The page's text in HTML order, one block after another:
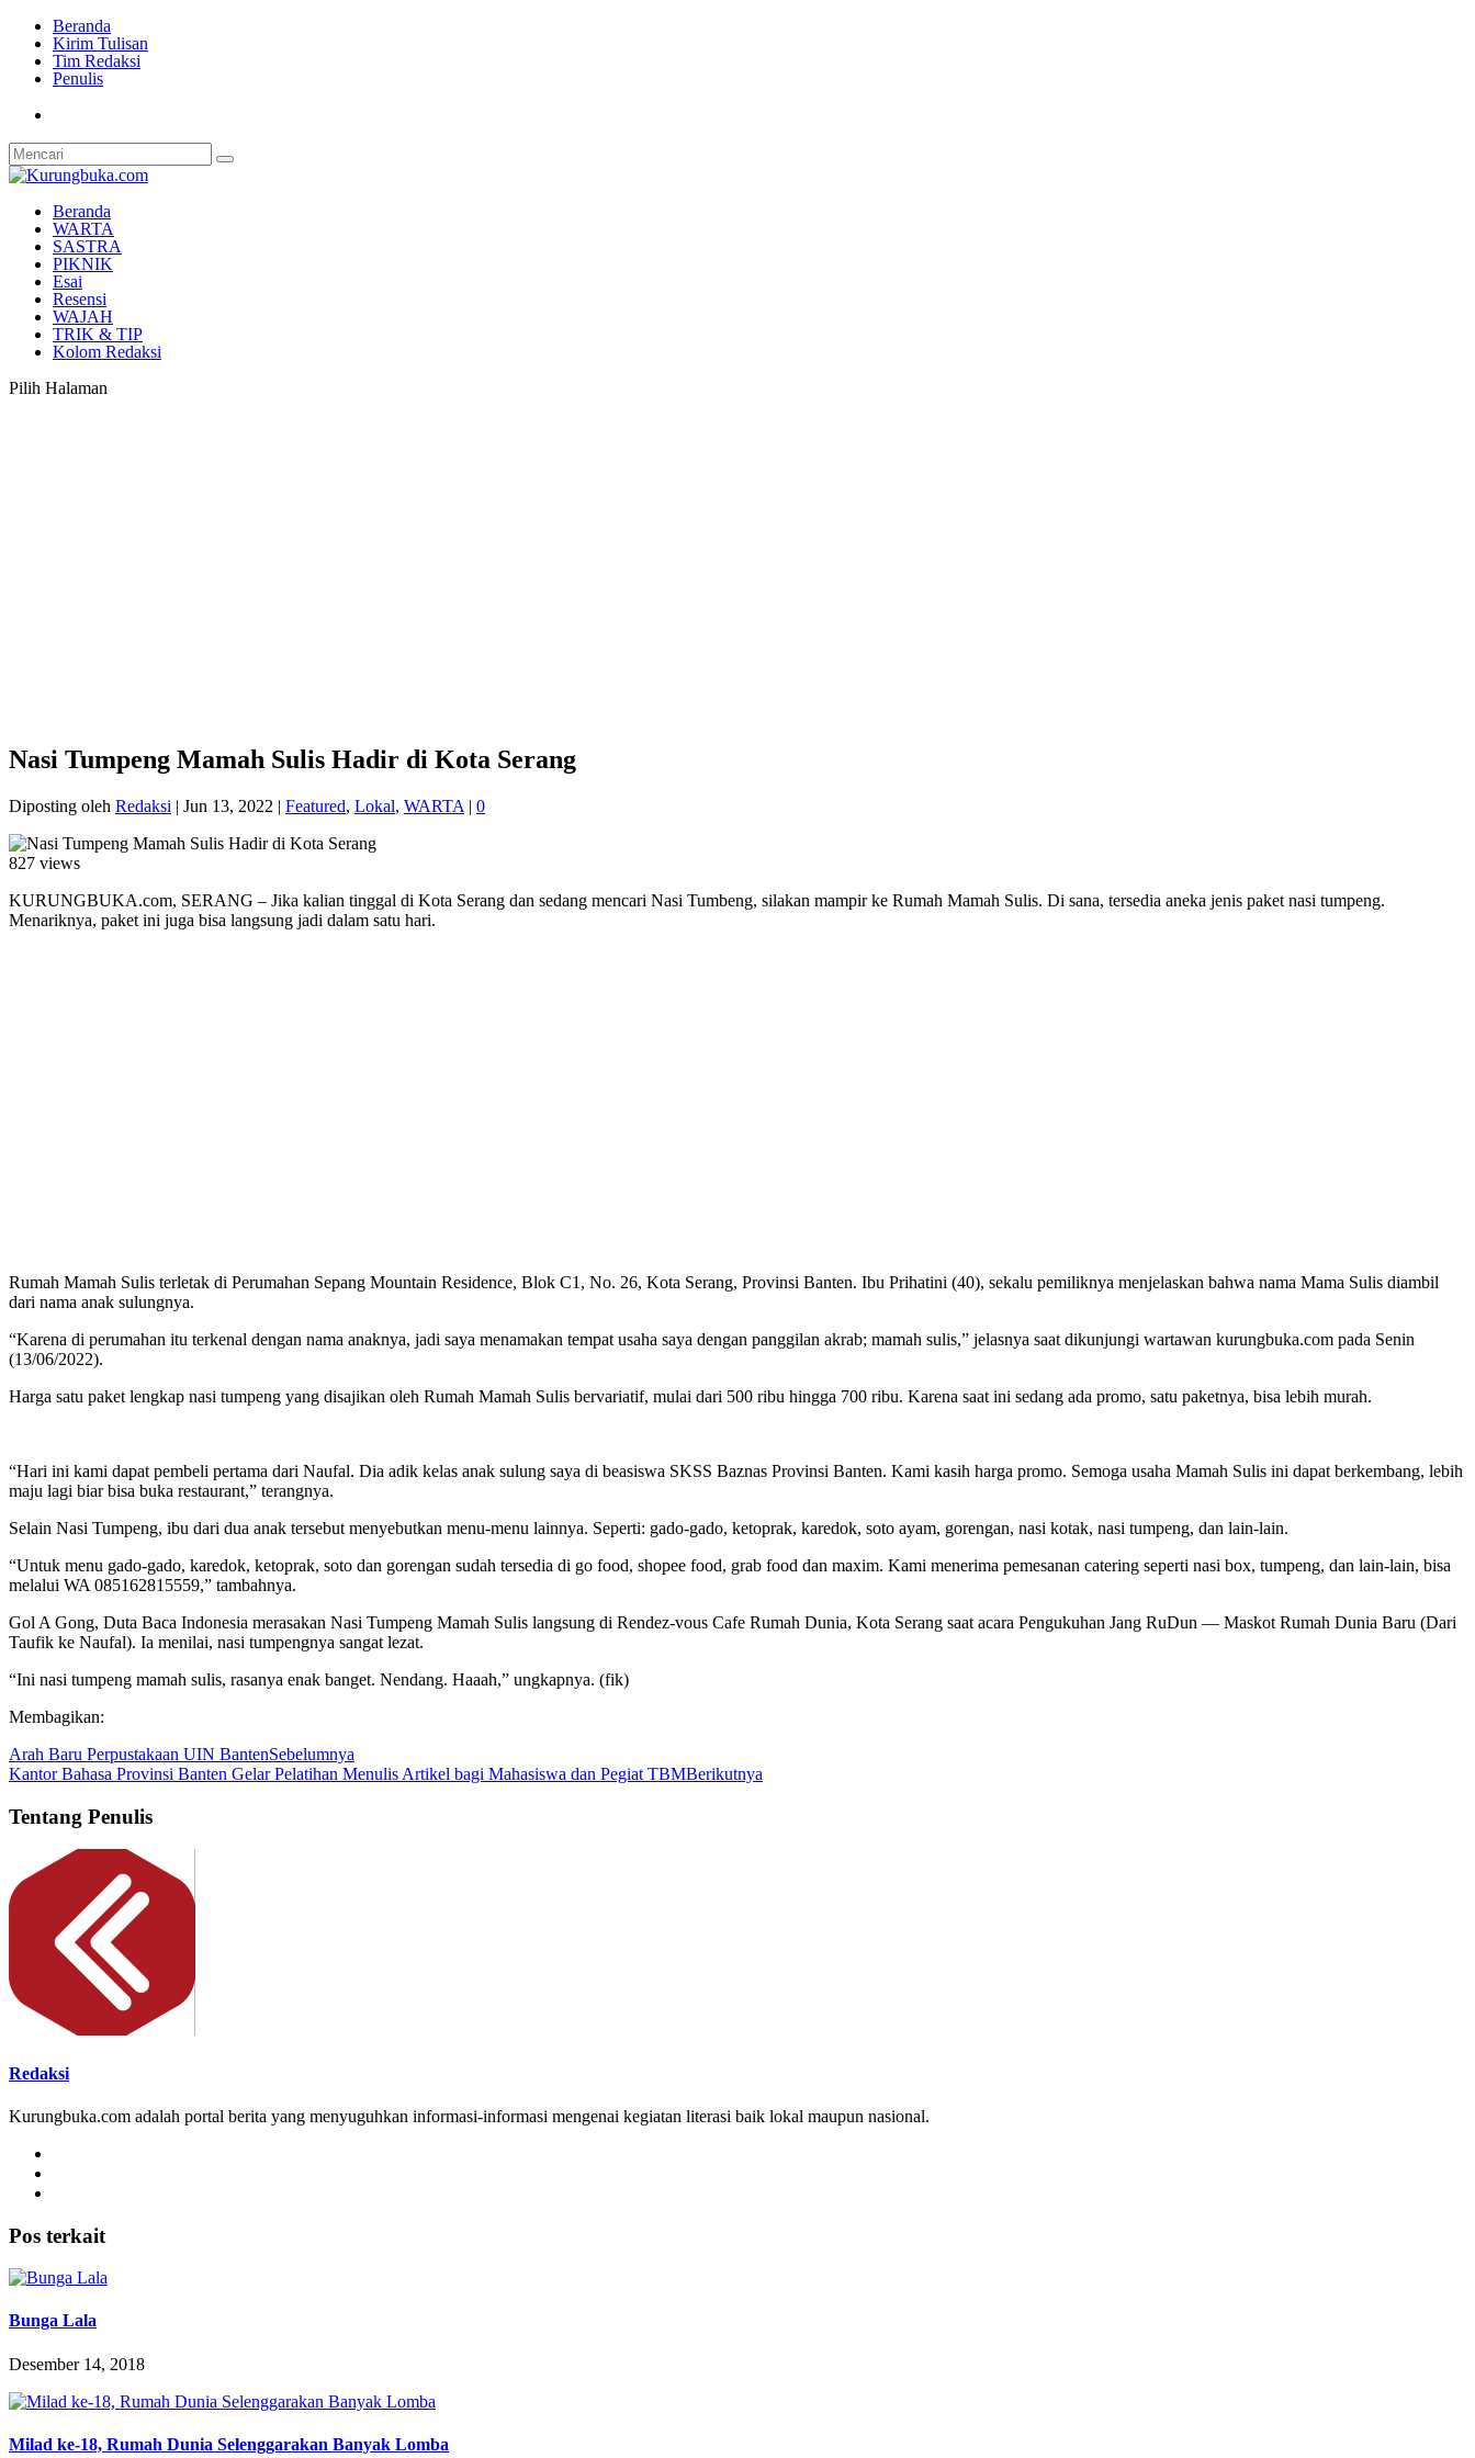
Beranda
Kirim Tulisan
Tim Redaksi
Penulis
Beranda
WARTA
SASTRA
PIKNIK
Esai
Resensi
WAJAH
TRIK & TIP
Kolom Redaksi
Pilih Halaman
Nasi Tumpeng Mamah Sulis Hadir di Kota Serang
Diposting oleh Redaksi | Jun 13, 2022 | Featured, Lokal, WARTA | 0
827 views
KURUNGBUKA.com, SERANG – Jika kalian tinggal di Kota Serang dan sedang mencari Nasi Tumbeng, silakan mampir ke Rumah Mamah Sulis. Di sana, tersedia aneka jenis paket nasi tumpeng.
Menariknya, paket ini juga bisa langsung jadi dalam satu hari.
Rumah Mamah Sulis terletak di Perumahan Sepang Mountain Residence, Blok C1, No. 26, Kota Serang, Provinsi Banten. Ibu Prihatini (40), sekalu pemiliknya menjelaskan bahwa nama Mama Sulis diambil
dari nama anak sulungnya.
“Karena di perumahan itu terkenal dengan nama anaknya, jadi saya menamakan tempat usaha saya dengan panggilan akrab; mamah sulis,” jelasnya saat dikunjungi wartawan kurungbuka.com pada Senin
(13/06/2022).
Harga satu paket lengkap nasi tumpeng yang disajikan oleh Rumah Mamah Sulis bervariatif, mulai dari 500 ribu hingga 700 ribu. Karena saat ini sedang ada promo, satu paketnya, bisa lebih murah.
“Hari ini kami dapat pembeli pertama dari Naufal. Dia adik kelas anak sulung saya di beasiswa SKSS Baznas Provinsi Banten. Kami kasih harga promo. Semoga usaha Mamah Sulis ini dapat berkembang, lebih
maju lagi biar bisa buka restaurant,” terangnya.
Selain Nasi Tumpeng, ibu dari dua anak tersebut menyebutkan menu-menu lainnya. Seperti: gado-gado, ketoprak, karedok, soto ayam, gorengan, nasi kotak, nasi tumpeng, dan lain-lain.
“Untuk menu gado-gado, karedok, ketoprak, soto dan gorengan sudah tersedia di go food, shopee food, grab food dan maxim. Kami menerima pemesanan catering seperti nasi box, tumpeng, dan lain-lain, bisa
melalui WA 085162815559,” tambahnya.
Gol A Gong, Duta Baca Indonesia merasakan Nasi Tumpeng Mamah Sulis langsung di Rendez-vous Cafe Rumah Dunia, Kota Serang saat acara Pengukuhan Jang RuDun — Maskot Rumah Dunia Baru (Dari
Taufik ke Naufal). Ia menilai, nasi tumpengnya sangat lezat.
“Ini nasi tumpeng mamah sulis, rasanya enak banget. Nendang. Haaah,” ungkapnya. (fik)
Membagikan:
Arah Baru Perpustakaan UIN BantenSebelumnya
Kantor Bahasa Provinsi Banten Gelar Pelatihan Menulis Artikel bagi Mahasiswa dan Pegiat TBMBerikutnya
Tentang Penulis
Redaksi
Kurungbuka.com adalah portal berita yang menyuguhkan informasi-informasi mengenai kegiatan literasi baik lokal maupun nasional.
Pos terkait
Bunga Lala
Desember 14, 2018
Milad ke-18, Rumah Dunia Selenggarakan Banyak Lomba